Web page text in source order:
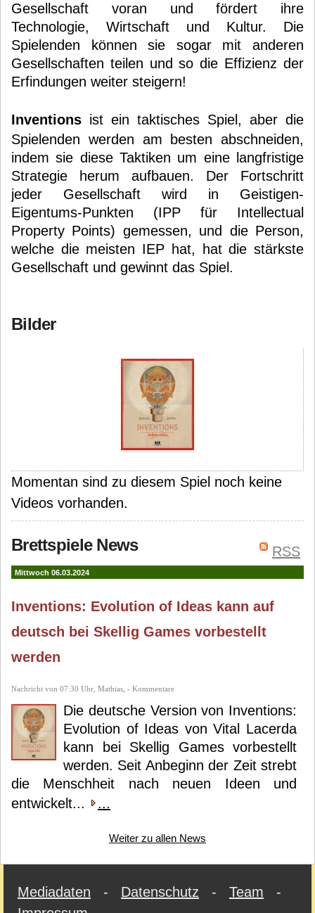
Gesellschaft voran und fördert ihre
Technologie, Wirtschaft und Kultur. Die
Spielenden können sie sogar mit anderen
Gesellschaften teilen und so die Effizienz der
Erfindungen weiter steigern!
Inventions ist ein taktisches Spiel, aber die
Spielenden werden am besten abschneiden,
indem sie diese Taktiken um eine langfristige
Strategie herum aufbauen. Der Fortschritt
jeder Gesellschaft wird in Geistigen-
Eigentums-Punkten (IPP für Intellectual
Property Points) gemessen, und die Person,
welche die meisten IEP hat, hat die stärkste
Gesellschaft und gewinnt das Spiel.
Bilder
Momentan sind zu diesem Spiel noch keine
Videos vorhanden.
RSS
Brettspiele News
Mittwoch 06.03.2024
Inventions: Evolution of Ideas kann auf
deutsch bei Skellig Games vorbestellt
werden
Nachricht von 07:30 Uhr, Mathias, - Kommentare
Die deutsche Version von Inventions:
Evolution of Ideas von Vital Lacerda
kann bei Skellig Games vorbestellt
werden. Seit Anbeginn der Zeit strebt
die Menschheit nach neuen Ideen und
entwickelt...
...
Weiter zu allen News
Mediadaten - Datenschutz - Team -